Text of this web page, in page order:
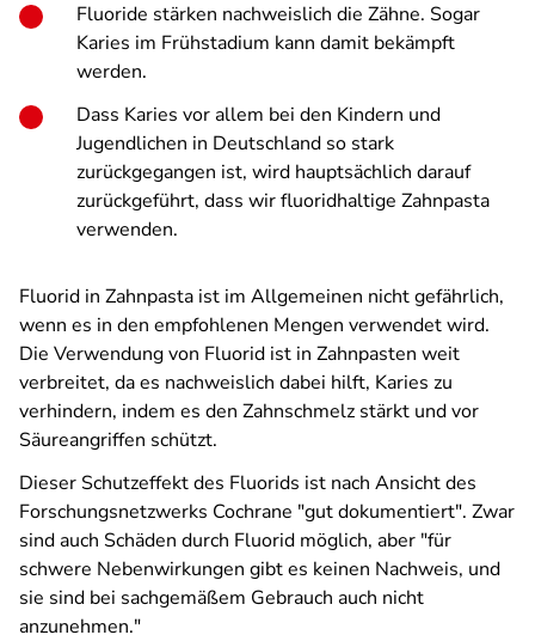
Fluoride stärken nachweislich die Zähne. Sogar
Karies im Frühstadium kann damit bekämpft
werden.
Dass Karies vor allem bei den Kindern und
Jugendlichen in Deutschland so stark
zurückgegangen ist, wird hauptsächlich darauf
zurückgeführt, dass wir fluoridhaltige Zahnpasta
verwenden.
Fluorid in Zahnpasta ist im Allgemeinen nicht gefährlich,
wenn es in den empfohlenen Mengen verwendet wird.
Die Verwendung von Fluorid ist in Zahnpasten weit
verbreitet, da es nachweislich dabei hilft, Karies zu
verhindern, indem es den Zahnschmelz stärkt und vor
Säureangriffen schützt.
Dieser Schutzeffekt des Fluorids ist nach Ansicht des
Forschungsnetzwerks Cochrane "gut dokumentiert". Zwar
sind auch Schäden durch Fluorid möglich, aber "für
schwere Nebenwirkungen gibt es keinen Nachweis, und
sie sind bei sachgemäßem Gebrauch auch nicht
anzunehmen."